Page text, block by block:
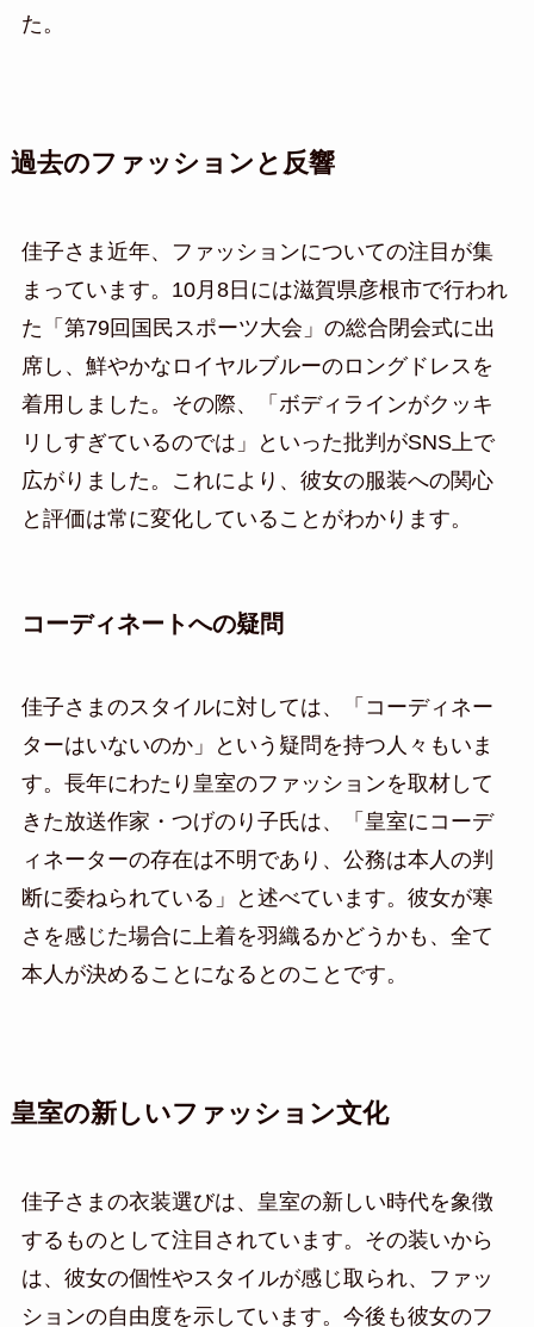
た。
過去のファッションと反響
佳子さま近年、ファッションについての注目が集
まっています。10月8日には滋賀県彦根市で行われ
た「第79回国民スポーツ大会」の総合閉会式に出
席し、鮮やかなロイヤルブルーのロングドレスを
着用しました。その際、「ボディラインがクッキ
リしすぎているのでは」といった批判がSNS上で
広がりました。これにより、彼女の服装への関心
と評価は常に変化していることがわかります。
コーディネートへの疑問
佳子さまのスタイルに対しては、「コーディネー
ターはいないのか」という疑問を持つ人々もいま
す。長年にわたり皇室のファッションを取材して
きた放送作家・つげのり子氏は、「皇室にコーデ
ィネーターの存在は不明であり、公務は本人の判
断に委ねられている」と述べています。彼女が寒
さを感じた場合に上着を羽織るかどうかも、全て
本人が決めることになるとのことです。
皇室の新しいファッション文化
佳子さまの衣装選びは、皇室の新しい時代を象徴
するものとして注目されています。その装いから
は、彼女の個性やスタイルが感じ取られ、ファッ
ションの自由度を示しています。今後も彼女のフ